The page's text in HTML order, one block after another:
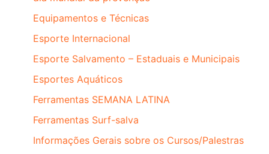
Equipamentos e Técnicas
Esporte Internacional
Esporte Salvamento – Estaduais e Municipais
Esportes Aquáticos
Ferramentas SEMANA LATINA
Ferramentas Surf-salva
Informações Gerais sobre os Cursos/Palestras